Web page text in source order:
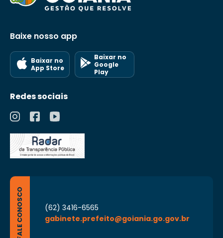
Baixe nosso app
Baixar no
App Store
Baixar no
Google
Play
Redes sociais
FALE CONOSCO
(62) 3416-6565
gabinete.prefeito@goiania.go.gov.br